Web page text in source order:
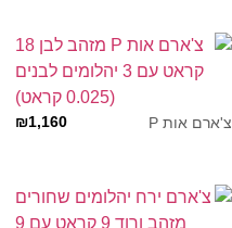
צ'ארם אות P
₪1,160